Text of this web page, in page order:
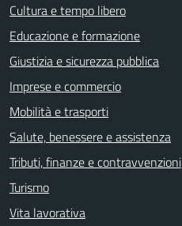
Cultura e tempo libero
Educazione e formazione
Giustizia e sicurezza pubblica
Imprese e commercio
Mobilità e trasporti
Salute, benessere e assistenza
Tributi, finanze e contravvenzioni
Turismo
Vita lavorativa